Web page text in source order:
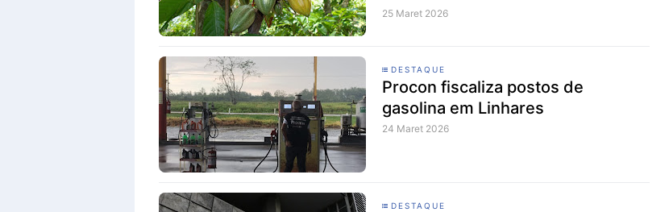
25 Maret 2026
DESTAQUE
Procon fiscaliza postos de
gasolina em Linhares
24 Maret 2026
DESTAQUE